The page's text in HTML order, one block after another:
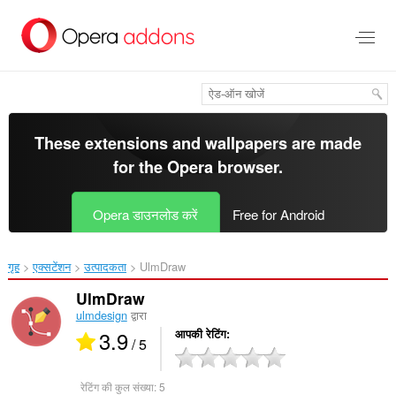
सामग्री
These extensions and wallpapers are made
for theOpera browser.
Opera डाउनलोड करें Free for Android
गृह एक्सटेंशन उत्पादकता UlmDraw‎
UlmDraw
ulmdesignद्वारा
3.9/ 5 आपकी रेटिंग
रेटिंग की कुल संख्या:5